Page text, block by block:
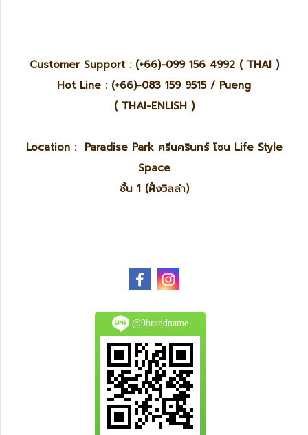
Customer Support : (+66)-099 156 4992 ( THAI )
Hot Line : (+66)-083 159 9515 / Pueng
( THAI-ENLISH )
Location : Paradise Park ศรีนครินทร์ โซน Life Style
Space
ชั้น 1 (ฝั่งวิลล่า)
@9brandname